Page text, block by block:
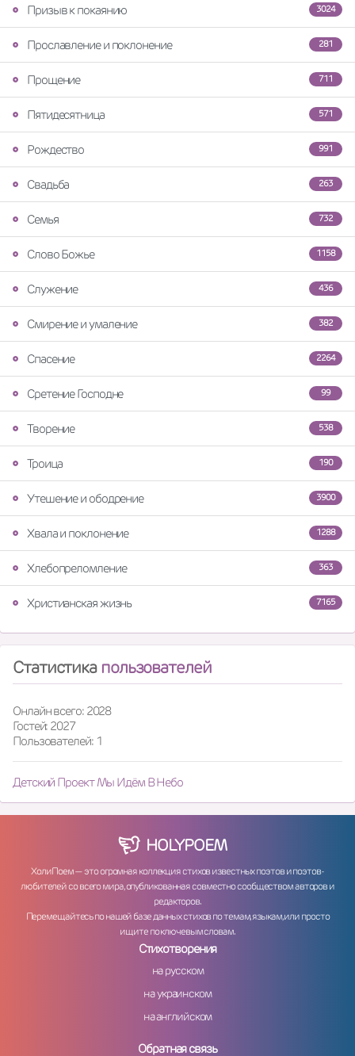
3024
Призыв к покаянию
281
Прославление и поклонение
711
Прощение
571
Пятидесятница
991
Рождество
263
Свадьба
732
Семья
1158
Слово Божье
436
Служение
382
Смирение и умаление
2264
Спасение
99
Сретение Господне
538
Творение
190
Троица
3900
Утешение и ободрение
1288
Хвала и поклонение
363
Хлебопреломление
7165
Христианская жизнь
Статистика пользователей
Онлайн всего: 2028
Гостей: 2027
Пользователей: 1
Детский Проект Мы Идём В Небо
HOLYPOEM
ХолиПоем — это огромная коллекция стихов известных поэтов и поэтов-
любителей со всего мира, опубликованная совместно сообществом авторов и
редакторов.
Перемещайтесь по нашей базе данных стихов по темам, языкам, или просто
ищите по ключевым словам.
Стихотворения
на русском
на украинском
на английском
Обратная связь